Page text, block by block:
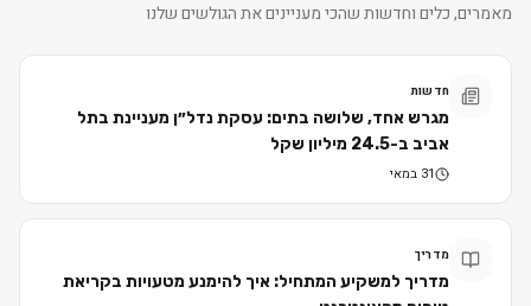
מאמרים, כלים וחדשות שהכי מעניינים את הגולשים שלנו
חדשות
מגרש אחד, שלושה בתים: עסקת נדל״ן מעניינת בתל
אביב ב-24.5 מיליון שקל
31 במאי
מדריך
מדריך למשקיע המתחיל: איך להימנע מטעויות בקריאת